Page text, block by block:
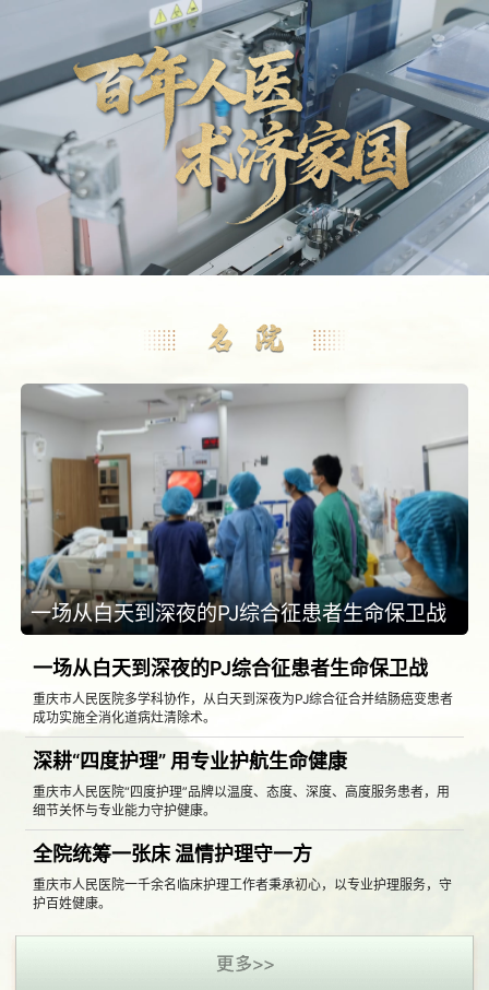
一场从白天到深夜的PJ综合征患者生命保卫战
一场从白天到深夜的PJ综合征患者生命保卫战
重庆市人民医院多学科协作，从白天到深夜为PJ综合征合并结肠癌变患者
成功实施全消化道病灶清除术。
深耕“四度护理” 用专业护航生命健康
重庆市人民医院“四度护理”品牌以温度、态度、深度、高度服务患者，用
细节关怀与专业能力守护健康。
全院统筹一张床 温情护理守一方
重庆市人民医院一千余名临床护理工作者秉承初心，以专业护理服务，守
护百姓健康。